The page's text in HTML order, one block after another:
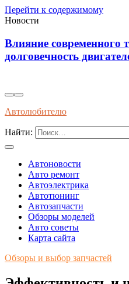
Перейти к содержимому
Новости
Диагностика
колодок через
Автолюбителю
Найти:
Автоновости
Авто ремонт
Автоэлектрика
Автотюнинг
Автозапчасти
Обзоры моделей
Авто советы
Карта сайта
Обзоры и выбор запчастей